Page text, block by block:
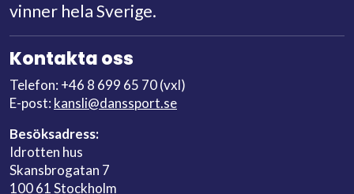
vinner hela Sverige.
Kontakta oss
Telefon: +46 8 699 65 70 (vxl)
E-post: kansli@danssport.se
Besöksadress:
Idrotten hus
Skansbrogatan 7
100 61 Stockholm